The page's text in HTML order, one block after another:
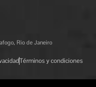
Rio de Janeiro
Términos y condiciones